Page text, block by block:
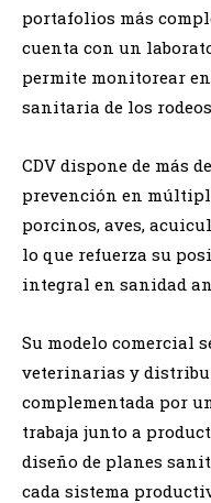
portafolios más
cuenta con un
permite monitorear
sanitaria de los
CDV dispone de más
prevención en
porcinos, aves,
lo que refuerza su
integral en sanidad
Su modelo comercial
veterinarias y
complementada por
trabaja junto a
diseño de planes
cada sistema